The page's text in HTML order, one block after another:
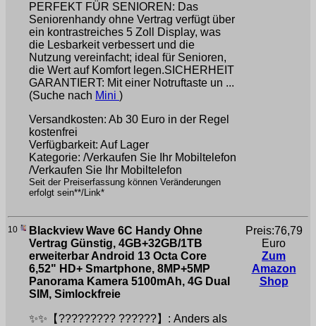
PERFEKT FÜR SENIOREN: Das
Seniorenhandy ohne Vertrag verfügt über
ein kontrastreiches 5 Zoll Display, was
die Lesbarkeit verbessert und die
Nutzung vereinfacht; ideal für Senioren,
die Wert auf Komfort legen.SICHERHEIT
GARANTIERT: Mit einer Notruftaste un ...
(Suche nach Mini )
Versandkosten: Ab 30 Euro in der Regel
kostenfrei
Verfügbarkeit: Auf Lager
Kategorie: /Verkaufen Sie Ihr Mobiltelefon
/Verkaufen Sie Ihr Mobiltelefon
Seit der Preiserfassung können Veränderungen
erfolgt sein**/Link*
10
Blackview Wave 6C Handy Ohne
Vertrag Günstig, 4GB+32GB/1TB
erweiterbar Android 13 Octa Core
6,52" HD+ Smartphone, 8MP+5MP
Panorama Kamera 5100mAh, 4G Dual
SIM, Simlockfreie
✨✨【????????? ??????】: Anders als
Preis:76,79
Euro
Zum
Amazon
Shop